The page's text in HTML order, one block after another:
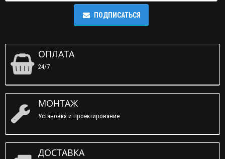
ПОДПИСАТЬСЯ
ОПЛАТА
24/7
МОНТАЖ
Установка и проектирование
ДОСТАВКА